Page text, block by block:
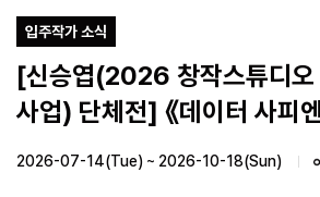
입주작가 소식
[신승엽(2026 창작스튜디오
사업) 단체전] 《데이터 사피
2026-07-14(Tue) ~ 2026-10-18(Sun)